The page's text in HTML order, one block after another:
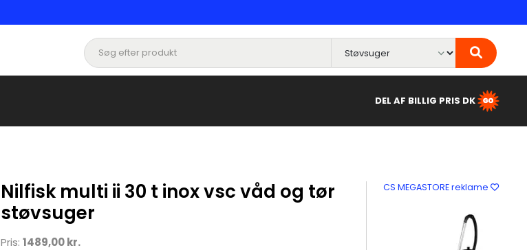
DEL AF BILLIG PRIS DK
Nilfisk multi ii 30 t inox vsc våd og tør
støvsuger
Pris: 1489,00 kr.
CS MEGASTORE reklame